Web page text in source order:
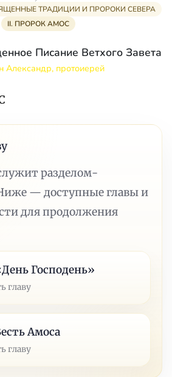
ТРАДИЦИИ И ПРОРОКИ СЕВЕРА
II. ПРОРОК АМОС
Писание Ветхого Завета
Александр, протоиерей
разделом-
— доступные главы и
для продолжения
Господень»
главу
Амоса
главу